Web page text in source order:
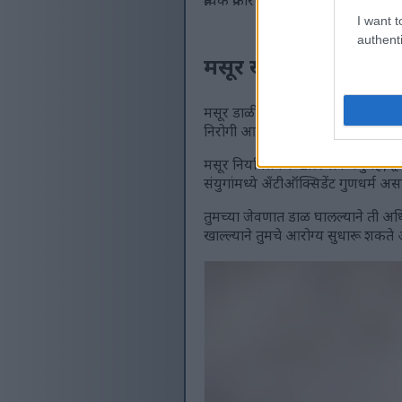
I want
मसूर खाण्याचे आरोग्य
मसूर डाळींमध्ये भरपूर पोषक तत्वे
निरोगी आहाराचा एक महत्त्वाचा भाग
मसूर नियमितपणे खाल्ल्याने मधुमेह,
संयुगांमध्ये अँटीऑक्सिडेंट गुणधर्म
तुमच्या जेवणात डाळ घालल्याने ती
खाल्ल्याने तुमचे आरोग्य सुधारू शकते